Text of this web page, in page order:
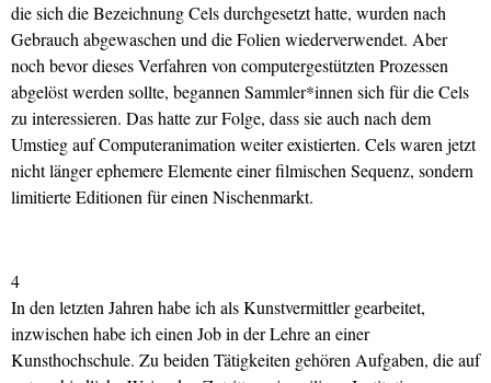
die sich die Bezeichnung Cels durchgesetzt hatte, wurden nach
Gebrauch abgewaschen und die Folien wiederverwendet. Aber
noch bevor dieses Verfahren von computergestützten Prozessen
abgelöst werden sollte, begannen Sammler*innen sich für die Cels
zu interessieren. Das hatte zur Folge, dass sie auch nach dem
Umstieg auf Computeranimation weiter existierten. Cels waren jetzt
nicht länger ephemere Elemente einer filmischen Sequenz, sondern
limitierte Editionen für einen Nischenmarkt.
4
In den letzten Jahren habe ich als Kunstvermittler gearbeitet,
inzwischen habe ich einen Job in der Lehre an einer
Kunsthochschule. Zu beiden Tätigkeiten gehören Aufgaben, die auf